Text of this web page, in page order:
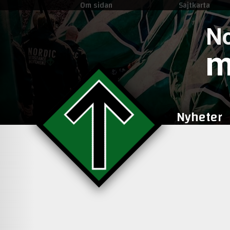
Om sidan Sajtkarta
Nyheter